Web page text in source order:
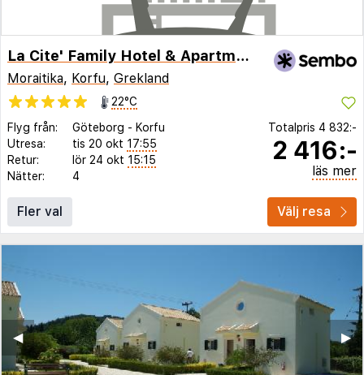
La Cite' Family Hotel & Apartments
Moraitika, Korfu, Grekland
22°C
Flyg från:
Göteborg - Korfu
Utresa:
tis 20 okt 17:55
Retur:
lör 24 okt 15:15
Nätter:
4
Totalpris 4 832:-
2 416:-
läs mer
Fler val Välj resa
▶︎
◀︎